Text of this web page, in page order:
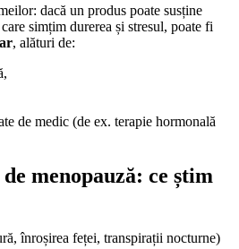
dacă un produs poate susține
simțim durerea și stresul, poate fi
, alături de:
de medic (de ex. terapie hormonală
menopauză: ce știm
înroșirea feței, transpirații nocturne)